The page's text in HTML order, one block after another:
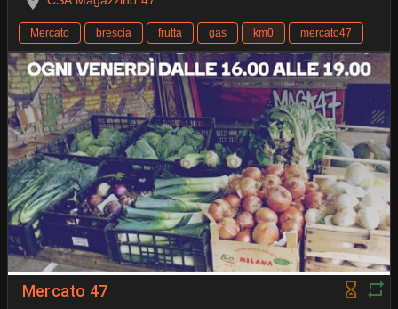
Mercato brescia frutta gas km0 mercato47
Mercato 47